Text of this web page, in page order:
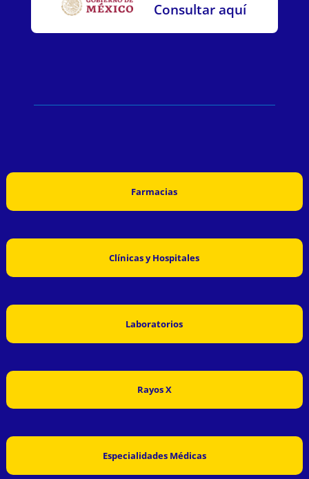
Consultar aquí
Farmacias
Clínicas y Hospitales
Laboratorios
Rayos X
Especialidades Médicas